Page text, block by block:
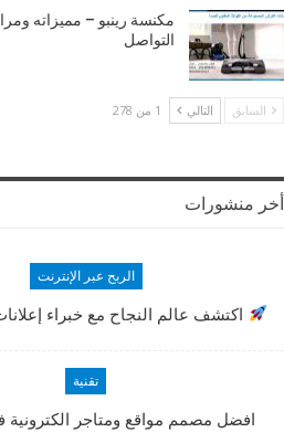
مكنسة رينبو – مميزاته
التواصل
السابق التالي 1 من 278
أخر منشورات
الربح عبر الإنترنت
اكتشف عالم النجاح مع خبراء
تقنية
افضل مصمم مواقع ومتاجر الكترونية